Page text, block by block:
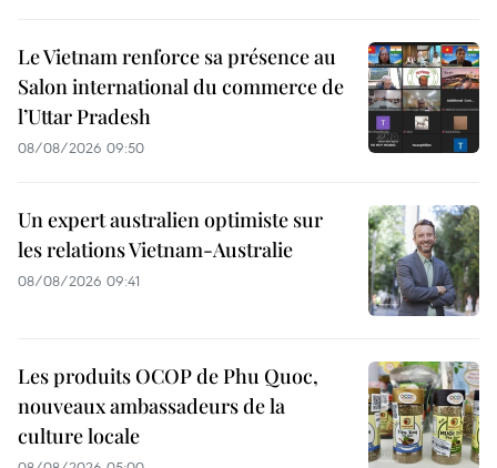
Le Vietnam renforce sa présence au
Salon international du commerce de
l’Uttar Pradesh
08/08/2026 09:50
Un expert australien optimiste sur
les relations Vietnam-Australie
08/08/2026 09:41
Les produits OCOP de Phu Quoc,
nouveaux ambassadeurs de la
culture locale